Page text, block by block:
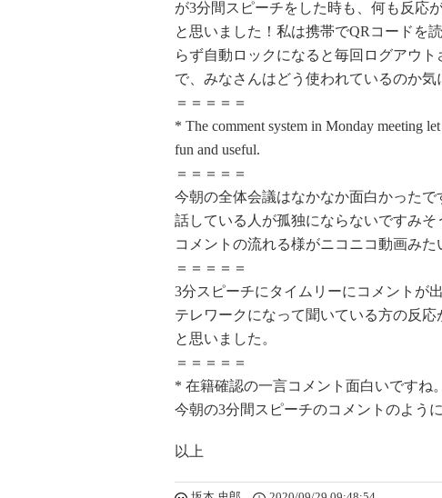
が3分間スピーチをした時も、何も反応
と思いました！私は携帯でQRコードを
らず自動ロックになると毎回ログアウ
で、みなさんはどう使われているのか気
＝＝＝＝＝
* The comment system in Monday meeting
fun and useful.
＝＝＝＝＝
今朝の全体会議はなかなか面白かった
話している人が孤独にならないですみそ
コメントの流れる様がニコニコ動画み
＝＝＝＝＝
3分スピーチにタイムリーにコメントが
テレワークになって聞いている方の反
と思いました。
＝＝＝＝＝
* 在籍確認の一言コメント面白いですね。
今朝の3分間スピーチのコメントのよう
以上